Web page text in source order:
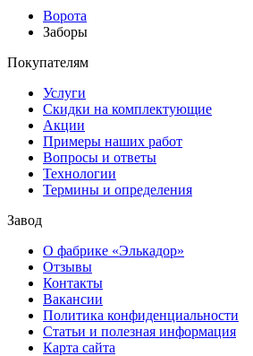
Ворота
Заборы
Покупателям
Услуги
Скидки на комплектующие
Акции
Примеры наших работ
Вопросы и ответы
Технологии
Термины и определения
Завод
О фабрике «Элькадор»
Отзывы
Контакты
Вакансии
Политика конфиденциальности
Статьи и полезная информация
Карта сайта